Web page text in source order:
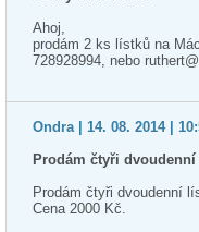
Ahoj,
prodám 2 ks lístků na
728928994, nebo
Ondra | 14. 08. 2014 |
Prodám čtyři
Prodám čtyři dvoudenní
Cena 2000 Kč.